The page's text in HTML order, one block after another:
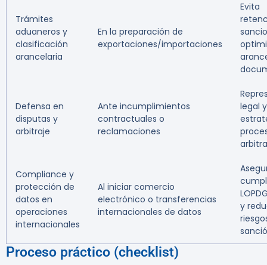
Trámites
aduaneros y
clasificación
arancelaria
En la preparación de
exportaciones/importaciones
Evita
Defensa en
disputas y
arbitraje
Ante incumplimientos
contractuales o
reclamaciones
legal y
Compliance y
protección de
datos en
operaciones
internacionales
Al iniciar comercio
electrónico o transferencias
internacionales de datos
y
Proceso práctico (checklist)